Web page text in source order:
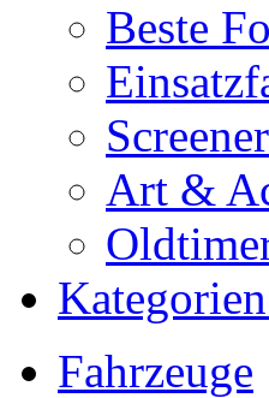
Beste
Art &
Fahrzeuge